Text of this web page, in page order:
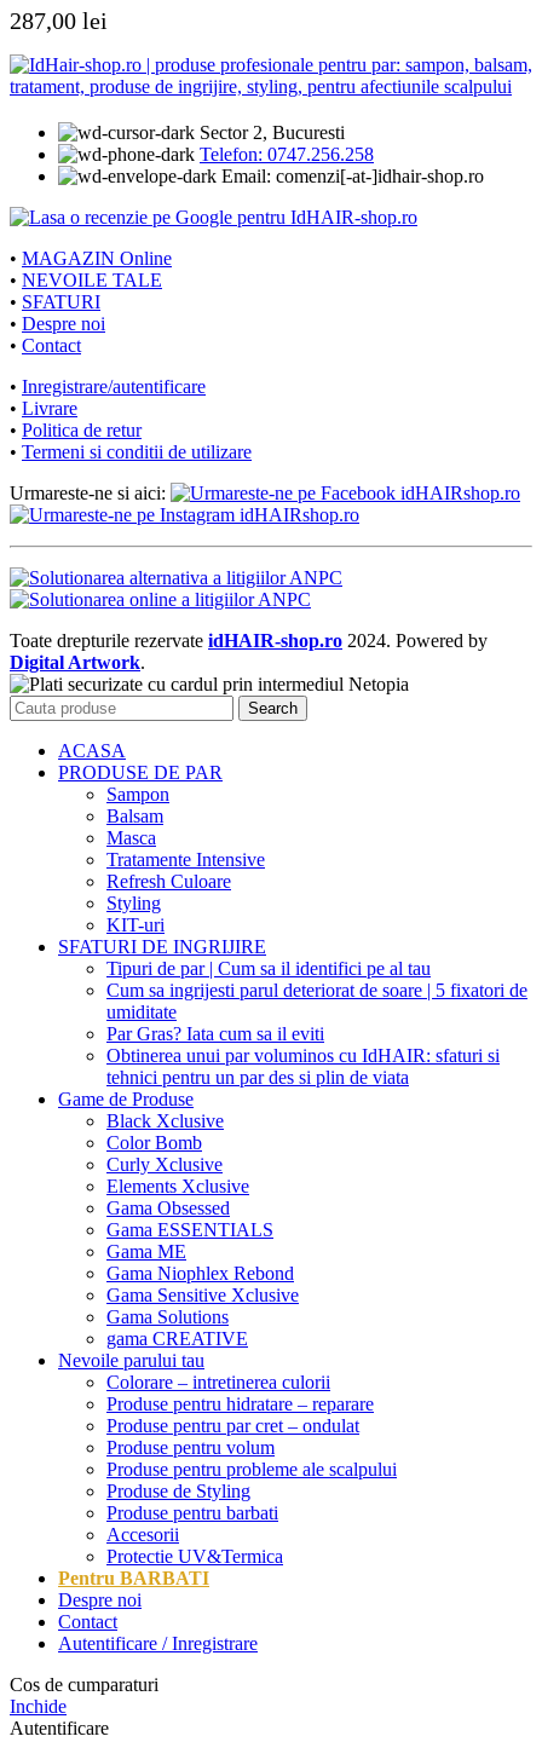
287,00 lei
Sector 2, Bucuresti
Telefon: 0747.256.258
Email: comenzi[-at-]idhair-shop.ro
• MAGAZIN Online
• NEVOILE TALE
• SFATURI
• Despre noi
• Contact
• Inregistrare/autentificare
• Livrare
• Politica de retur
• Termeni si conditii de utilizare
Urmareste-ne si aici:
Toate drepturile rezervate idHAIR-shop.ro 2024. Powered by
Digital Artwork.
Search
ACASA
PRODUSE DE PAR
Sampon
Balsam
Masca
Tratamente Intensive
Refresh Culoare
Styling
KIT-uri
SFATURI DE INGRIJIRE
Tipuri de par | Cum sa il identifici pe al tau
Cum sa ingrijesti parul deteriorat de soare | 5 fixatori de
umiditate
Par Gras? Iata cum sa il eviti
Obtinerea unui par voluminos cu IdHAIR: sfaturi si
tehnici pentru un par des si plin de viata
Game de Produse
Black Xclusive
Color Bomb
Curly Xclusive
Elements Xclusive
Gama Obsessed
Gama ESSENTIALS
Gama ME
Gama Niophlex Rebond
Gama Sensitive Xclusive
Gama Solutions
gama CREATIVE
Nevoile parului tau
Colorare – intretinerea culorii
Produse pentru hidratare – reparare
Produse pentru par cret – ondulat
Produse pentru volum
Produse pentru probleme ale scalpului
Produse de Styling
Produse pentru barbati
Accesorii
Protectie UV&Termica
Pentru BARBATI
Despre noi
Contact
Autentificare / Inregistrare
Cos de cumparaturi
Inchide
Autentificare